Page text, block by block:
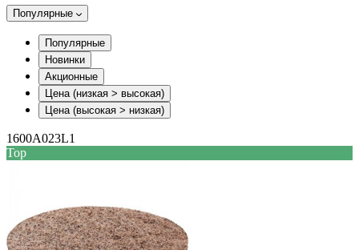
Популярные
Популярные
Новинки
Акционные
Цена (низкая > высокая)
Цена (высокая > низкая)
1600A023L1
Top